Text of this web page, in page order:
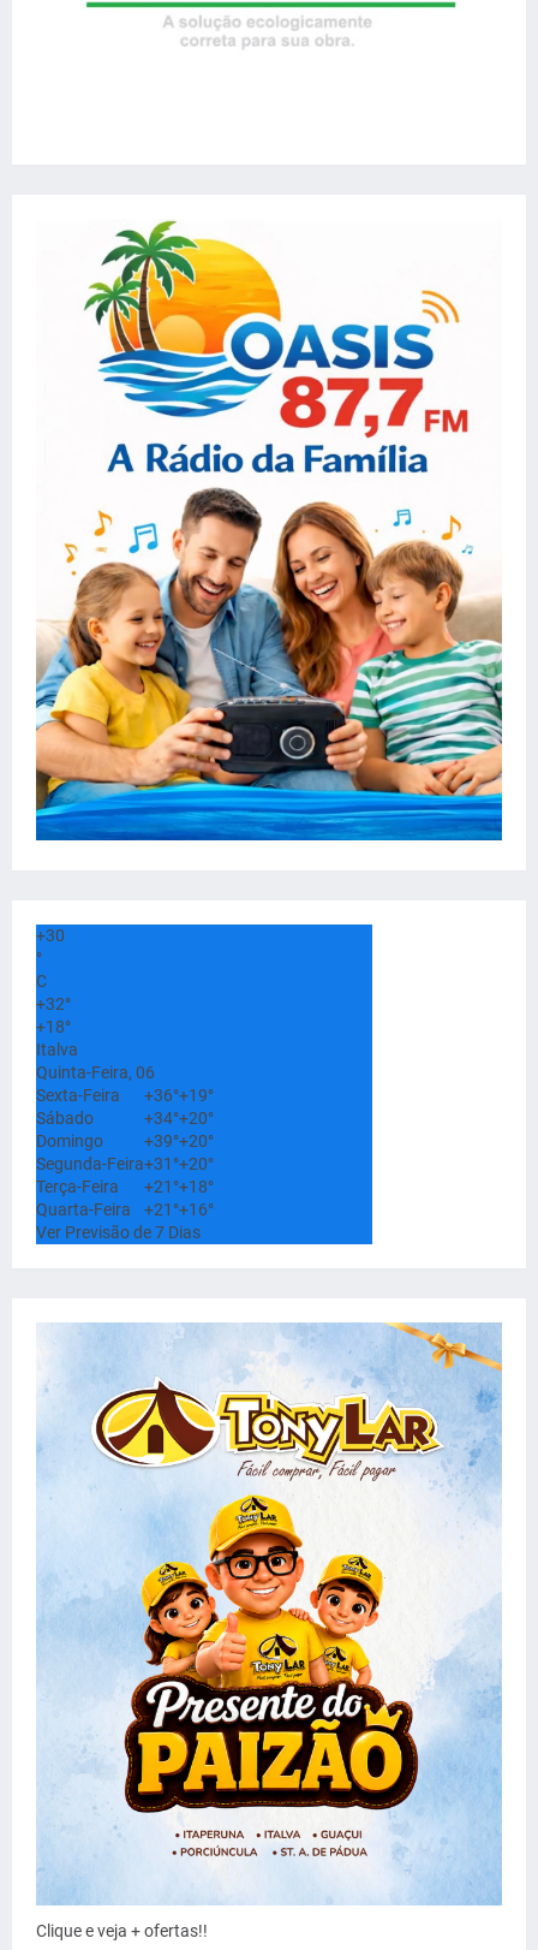
+30
°
C
+32°
+18°
Italva
Quinta-Feira, 06
Sexta-Feira
+36°+19°
Sábado
+34°+20°
Domingo
+39°+20°
Segunda-Feira+31°+20°
Terça-Feira
+21°+18°
Quarta-Feira
+21°+16°
Ver Previsão de 7 Dias
Clique e veja + ofertas!!